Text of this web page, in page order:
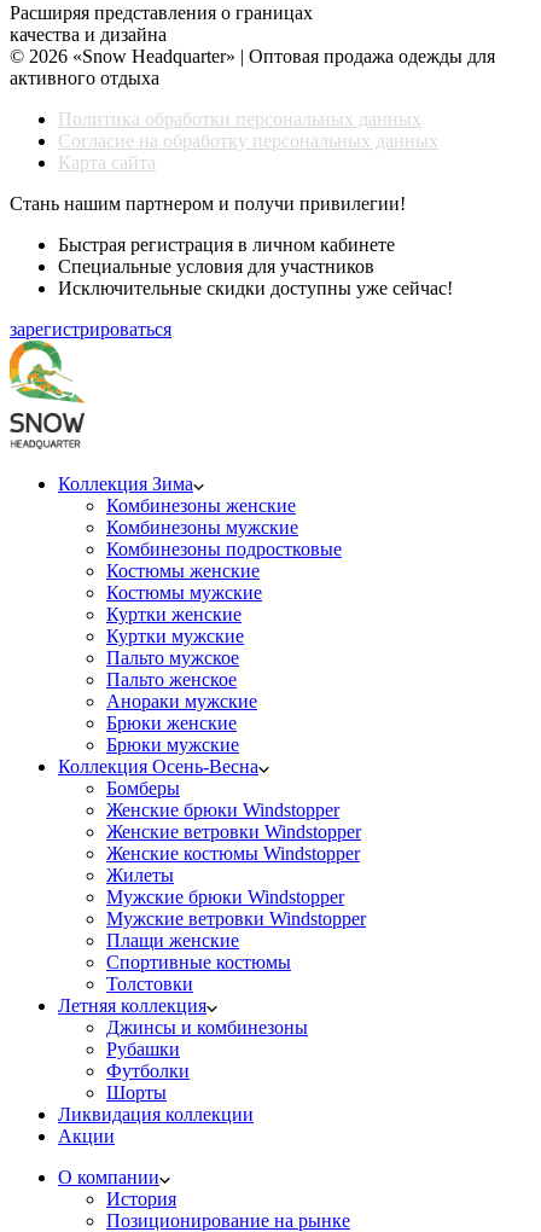
Расширяя представления о границах
качества и дизайна
© 2026 «Snow Headquarter» | Оптовая продажа одежды для
активного отдыха
Политика обработки персональных данных
Согласие на обработку персональных данных
Карта сайта
Стань нашим партнером и получи привилегии!
Быстрая регистрация в личном кабинете
Специальные условия для участников
Исключительные скидки доступны уже сейчас!
зарегистрироваться
Коллекция Зима
Комбинезоны женские
Комбинезоны мужские
Комбинезоны подростковые
Костюмы женские
Костюмы мужские
Куртки женские
Куртки мужские
Пальто мужское
Пальто женское
Анораки мужские
Брюки женские
Брюки мужские
Коллекция Осень-Весна
Бомберы
Женские брюки Windstopper
Женские ветровки Windstopper
Женские костюмы Windstopper
Жилеты
Мужские брюки Windstopper
Мужские ветровки Windstopper
Плащи женские
Спортивные костюмы
Толстовки
Летняя коллекция
Джинсы и комбинезоны
Рубашки
Футболки
Шорты
Ликвидация коллекции
Акции
О компании
История
Позиционирование на рынке